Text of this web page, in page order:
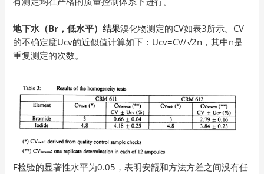
地下水（Br，低水平）结果溴化物测定的CV如表3所示。CV
的不确定度Ucv的近似值计算如下：Ucv=CV/√2n，其中n是
重复测定的次数。
F检验的显著性水平为0.05，表明安瓿和方法方差之间没有任